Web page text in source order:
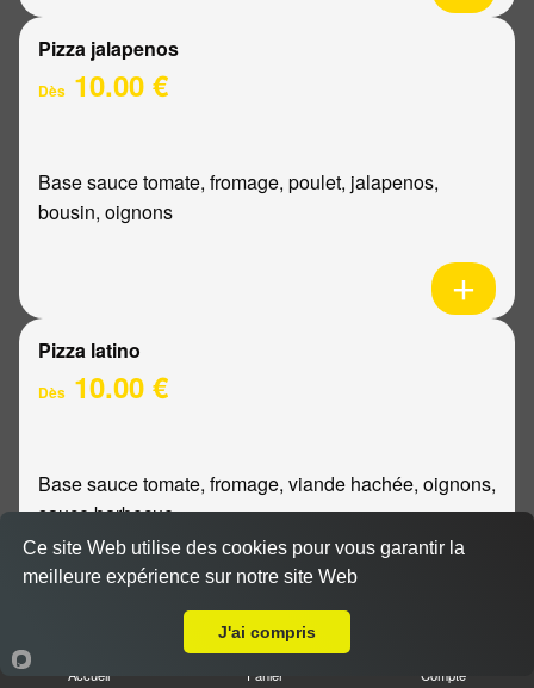
Pizza jalapenos
Dès 10.00 €
Base sauce tomate, fromage, poulet, jalapenos,
bousin, oignons
Pizza latino
Dès 10.00 €
Base sauce tomate, fromage, viande hachée, oignons,
sauce barbecue
Accueil Panier Compte
Ce site Web utilise des cookies pour vous garantir la
meilleure expérience sur notre site Web
J'ai compris